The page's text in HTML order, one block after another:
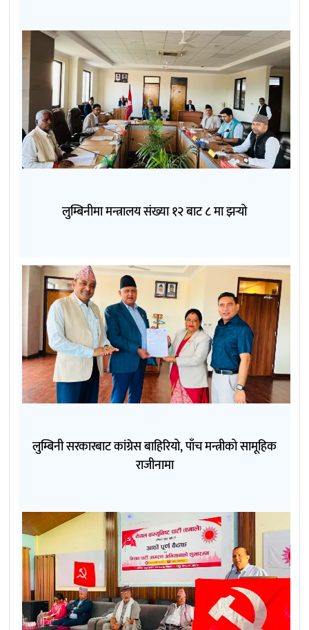
लुम्बिनीमा मन्त्रालय संख्या १२ बाट ८ मा झर्‍यो
लुम्बिनी सरकारबाट कांग्रेस बाहिरियो, पाँच मन्त्रीको सामूहिक
राजीनामा